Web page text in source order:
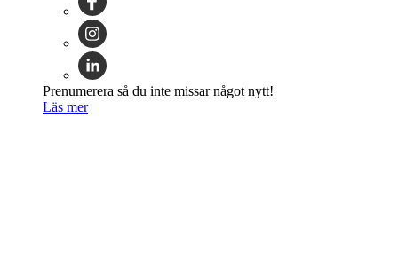
Prenumerera så du inte missar något nytt!
Läs mer